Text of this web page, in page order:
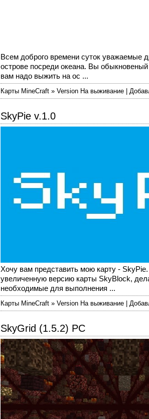
Всем доброго времени суток уважаемые
острове посреди океана. Вы
вам надо выжить на ос ...
Карты MineCraft » Version На выживание |
SkyPie v.1.0
Хочу вам представить мою карту -
увеличенную версию карты SkyBlock,
необходимые для выполнения ...
Карты MineCraft » Version На выживание |
SkyGrid (1.5.2) PC